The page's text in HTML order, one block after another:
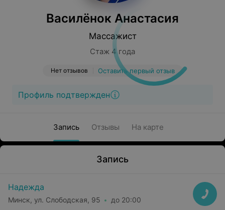
Василёнок Анастасия
Массажист
Стаж 4 года
Нет отзывов Оставить первый отзыв
Профиль подтвержден
Запись Отзывы На карте
Запись
Надежда
Минск, ул. Слободская, 95 до 20:00